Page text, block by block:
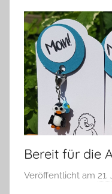
Bereit für die
Veröffentlicht am 21.